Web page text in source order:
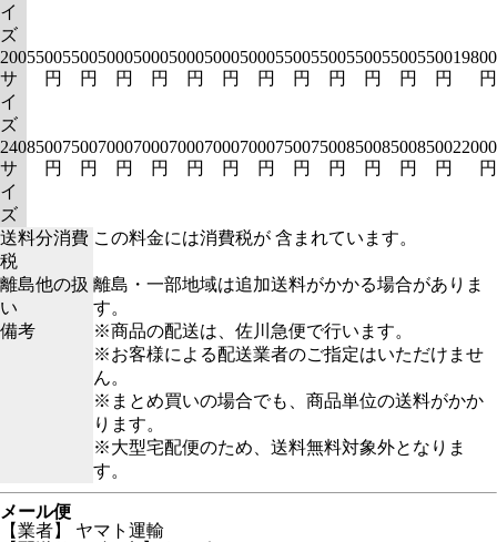
イ
ズ
200
サ
イ
ズ
5500
円
5500
円
5000
円
5000
円
5000
円
5000
円
5000
円
5500
円
5500
円
5500
円
5500
円
5500
円
19800
円
240
サ
イ
ズ
8500
円
7500
円
7000
円
7000
円
7000
円
7000
円
7000
円
7500
円
7500
円
8500
円
8500
円
8500
円
22000
円
送料分消費
税
この料金には消費税が 含まれています。
離島他の扱
い
離島・一部地域は追加送料がかかる場合がありま
す。
備考
※商品の配送は、佐川急便で行います。
※お客様による配送業者のご指定はいただけませ
ん。
※まとめ買いの場合でも、商品単位の送料がかか
ります。
※大型宅配便のため、送料無料対象外となりま
す。
メール便
【業者】 ヤマト運輸